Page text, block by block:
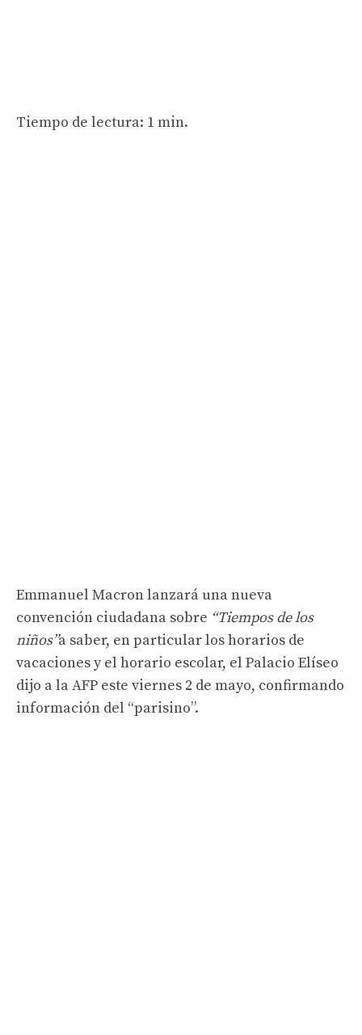
Tiempo de lectura: 1 min.
Emmanuel Macron lanzará una nueva
convención ciudadana sobre “Tiempos de los
niños”a saber, en particular los horarios de
vacaciones y el horario escolar, el Palacio Elíseo
dijo a la AFP este viernes 2 de mayo, confirmando
información del “parisino”.